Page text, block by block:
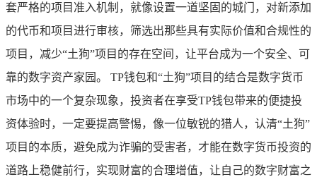
套严格的项目准入机制，就像设置一道坚固的城门，对新添加
的代币和项目进行审核，筛选出那些具有实际价值和合规性的
项目，减少“土狗”项目的存在空间，让平台成为一个安全、可
靠的数字资产家园。 TP钱包和“土狗”项目的结合是数字货币
市场中的一个复杂现象，投资者在享受TP钱包带来的便捷投
资体验时，一定要提高警惕，像一位敏锐的猎人，认清“土狗”
项目的本质，避免成为诈骗的受害者，才能在数字货币投资的
道路上稳健前行，实现财富的合理增值，让自己的数字财富之